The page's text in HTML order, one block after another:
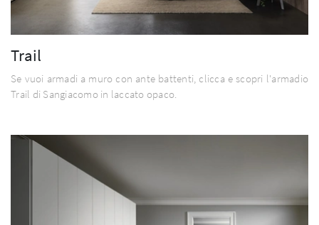
Trail
Se vuoi armadi a muro con ante battenti, clicca e scopri l'armadio
Trail di Sangiacomo in laccato opaco.